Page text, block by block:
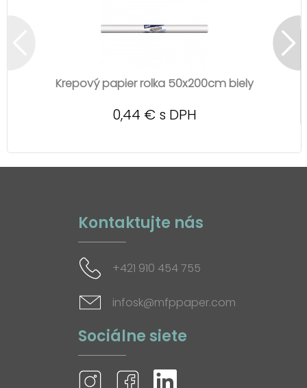
Krepový papier rolka 50x200cm biely
0,44 € s DPH
Kontaktujte nás
+421 910 454 755
infosk@mfppaper.com
Sociálne siete